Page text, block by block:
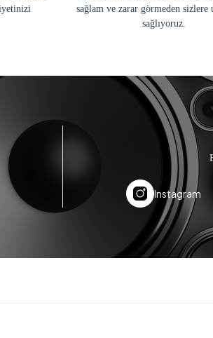
sağlam ve zarar görmeden sizlere
sağlıyoruz.
Instagram